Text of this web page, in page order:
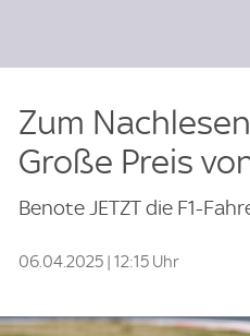
Zum
Große Preis
Benote JETZT die F1-
06.04.2025 | 12:15 Uhr